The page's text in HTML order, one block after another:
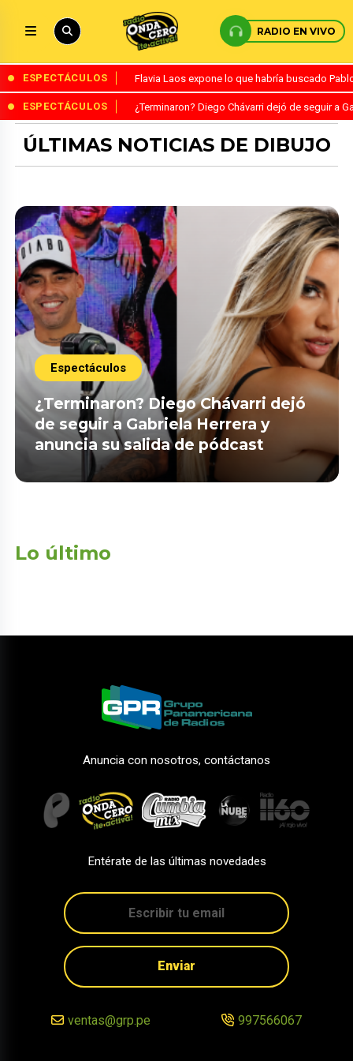
RADIO EN VIVO
ESPECTÁCULOS Flavia Laos expone lo que habría buscado
ESPECTÁCULOS ¿Terminaron? Diego Chávarri dejó de seguir a
ÚLTIMAS NOTICIAS DE DIBUJO
Espectáculos
¿Terminaron? Diego Chávarri dejó
de seguir a Gabriela Herrera y
anuncia su salida de pódcast
Lo último
Anuncia con nosotros, contáctanos
Entérate de las últimas novedades
Enviar
ventas@grp.pe 997566067